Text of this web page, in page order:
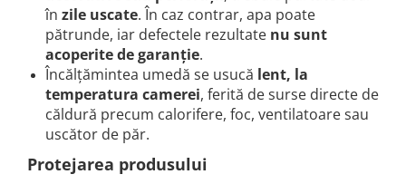
în zile uscate. În caz contrar, apa poate
pătrunde, iar defectele rezultate nu sunt
acoperite de garanție.
Încălțămintea umedă se usucă lent, la
temperatura camerei, ferită de surse directe de
căldură precum calorifere, foc, ventilatoare sau
uscător de păr.
Protejarea produsului